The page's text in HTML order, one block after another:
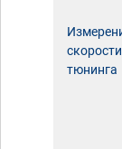
тюнинга